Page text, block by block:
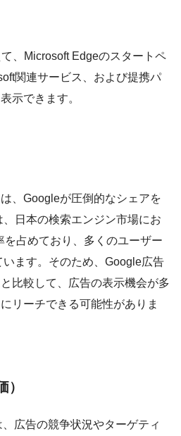
、Microsoft Edgeのスタートペ
関連サービス、および提携パ
示できます。
、Googleが圧倒的なシェアを
日本の検索エンジン市場にお
を占めており、多くのユーザー
ます。そのため、Google広告
比較して、広告の表示機会が多
リーチできる可能性がありま
広告の競争状況やターゲティ